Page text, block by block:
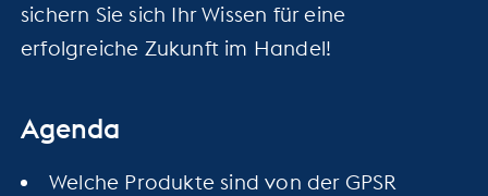
sichern Sie sich Ihr Wissen für eine
erfolgreiche Zukunft im Handel!
Agenda
Welche Produkte sind von der GPSR